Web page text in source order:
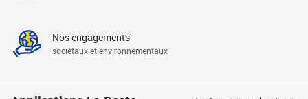
Nos engagements
sociétaux et environnementaux